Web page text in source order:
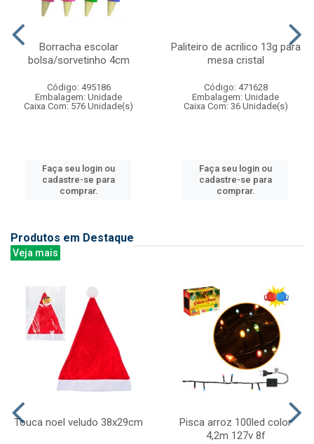
Borracha escolar
bolsa/sorvetinho 4cm
Código: 495186
Embalagem: Unidade
Caixa Com: 576 Unidade(s)
Faça seu login ou
cadastre-se para
comprar.
Paliteiro de acrilico 13g para
mesa cristal
Código: 471628
Embalagem: Unidade
Caixa Com: 36 Unidade(s)
Faça seu login ou
cadastre-se para
comprar.
Produtos em Destaque
Veja mais
Touca noel veludo 38x29cm
Pisca arroz 100led color
4,2m 127v 8f